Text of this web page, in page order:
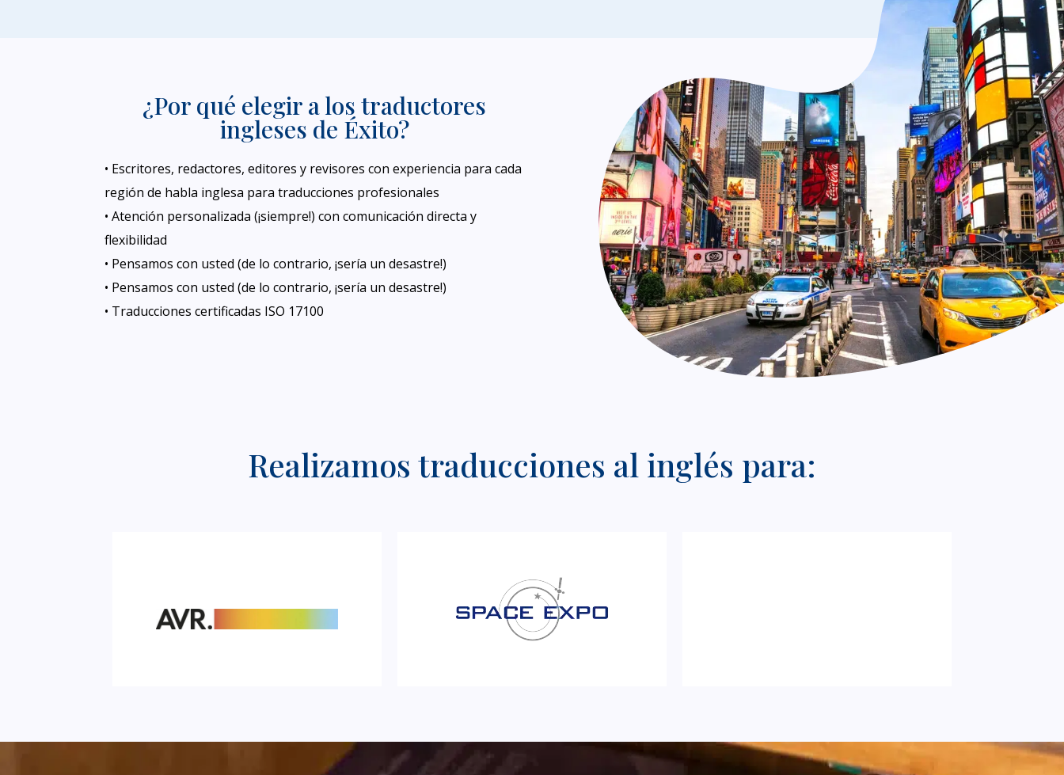
¿Por qué elegir a los traductores
ingleses de Éxito?
• Escritores, redactores, editores y revisores con experiencia para cada
región de habla inglesa para traducciones profesionales
• Atención personalizada (¡siempre!) con comunicación directa y
flexibilidad
• Pensamos con usted (de lo contrario, ¡sería un desastre!)
• Pensamos con usted (de lo contrario, ¡sería un desastre!)
• Traducciones certificadas ISO 17100
Realizamos traducciones al inglés para: